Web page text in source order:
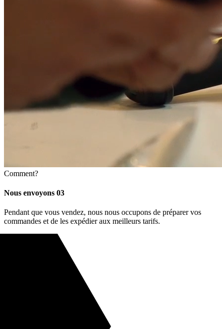
Comment?
Nous envoyons 03
Pendant que vous vendez, nous nous occupons de préparer vos
commandes et de les expédier aux meilleurs tarifs.